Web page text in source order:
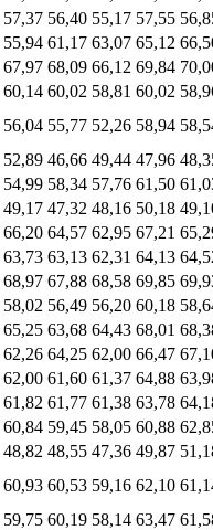
57,37 56,40 55,17 57,55
55,94 61,17 63,07 65,12
67,97 68,09 66,12 69,84
60,14 60,02 58,81 60,02
56,04 55,77 52,26 58,94
52,89 46,66 49,44 47,96
54,99 58,34 57,76 61,50
49,17 47,32 48,16 50,18
66,20 64,57 62,95 67,21
63,73 63,13 62,31 64,13
68,97 67,88 68,58 69,85
58,02 56,49 56,20 60,18
65,25 63,68 64,43 68,01
62,26 64,25 62,00 66,47
62,00 61,60 61,37 64,88
61,82 61,77 61,38 63,78
60,84 59,45 58,05 60,88
48,82 48,55 47,36 49,87
60,93 60,53 59,16 62,10
59,75 60,19 58,14 63,47